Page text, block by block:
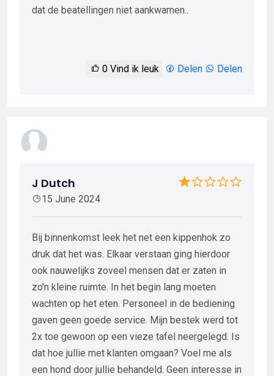
dat de beatellingen niet aankwamen..
0 Vind ik leuk Delen Delen
J Dutch
15 June 2024
Bij binnenkomst leek het net een kippenhok zo
druk dat het was. Elkaar verstaan ging hierdoor
ook nauwelijks zoveel mensen dat er zaten in
zo'n kleine ruimte. In het begin lang moeten
wachten op het eten. Personeel in de bediening
gaven geen goede service. Mijn bestek werd tot
2x toe gewoon op een vieze tafel neergelegd. Is
dat hoe jullie met klanten omgaan? Voel me als
een hond door jullie behandeld. Geen interesse in